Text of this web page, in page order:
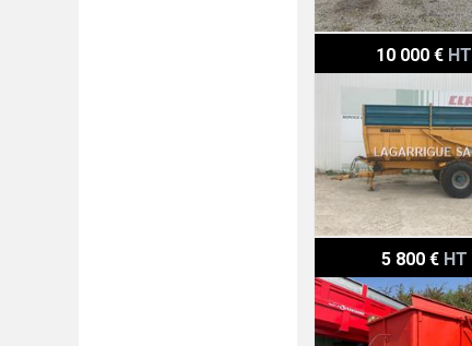
10 000 € HT
Rolland Turbo 105
5 800 € HT
Ponthieux SP11000